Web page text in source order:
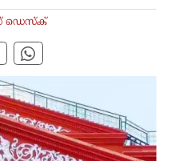
ഡെസ്‌ക്